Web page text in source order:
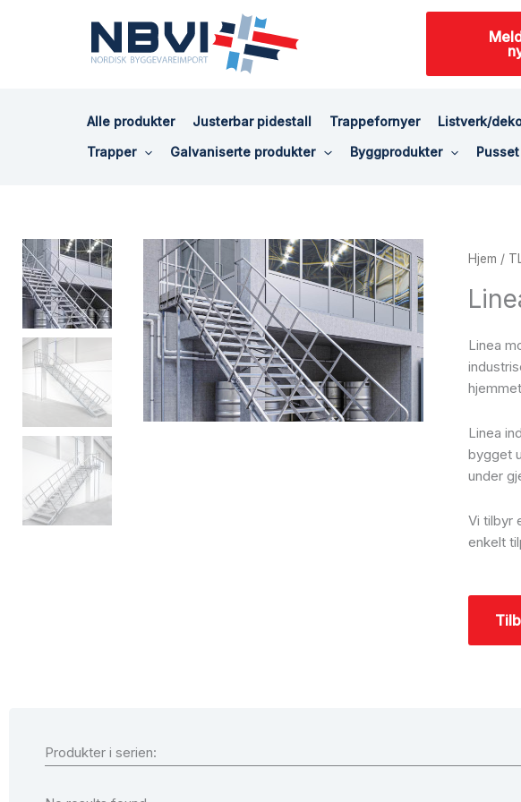
Alle produkter Justerbar pidestall Trappefornyer Listverk/
Trapper
Galvaniserte produkter Byggprodukter
Hjem /
Linea
Linea
bygget
under
Vi tilbyr
enkelt
Produkter i serien: